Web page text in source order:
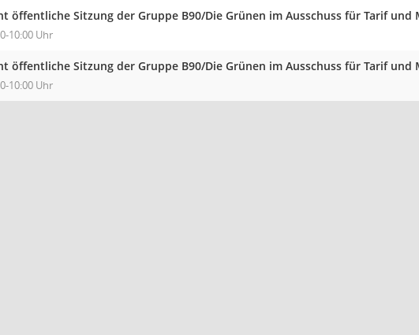
öffentliche Sitzung der Gruppe B90/Die Grünen im Ausschuss für Tarif und
10:00 Uhr
öffentliche Sitzung der Gruppe B90/Die Grünen im Ausschuss für Tarif und
10:00 Uhr